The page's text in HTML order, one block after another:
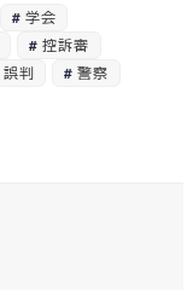
学会
控訴審
誤判
警察